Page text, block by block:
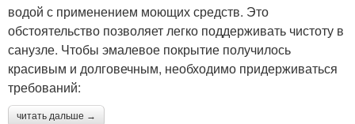
водой с применением моющих средств. Это
обстоятельство позволяет легко поддерживать чистоту в
санузле. Чтобы эмалевое покрытие получилось
красивым и долговечным, необходимо придерживаться
требований:
читать дальше →